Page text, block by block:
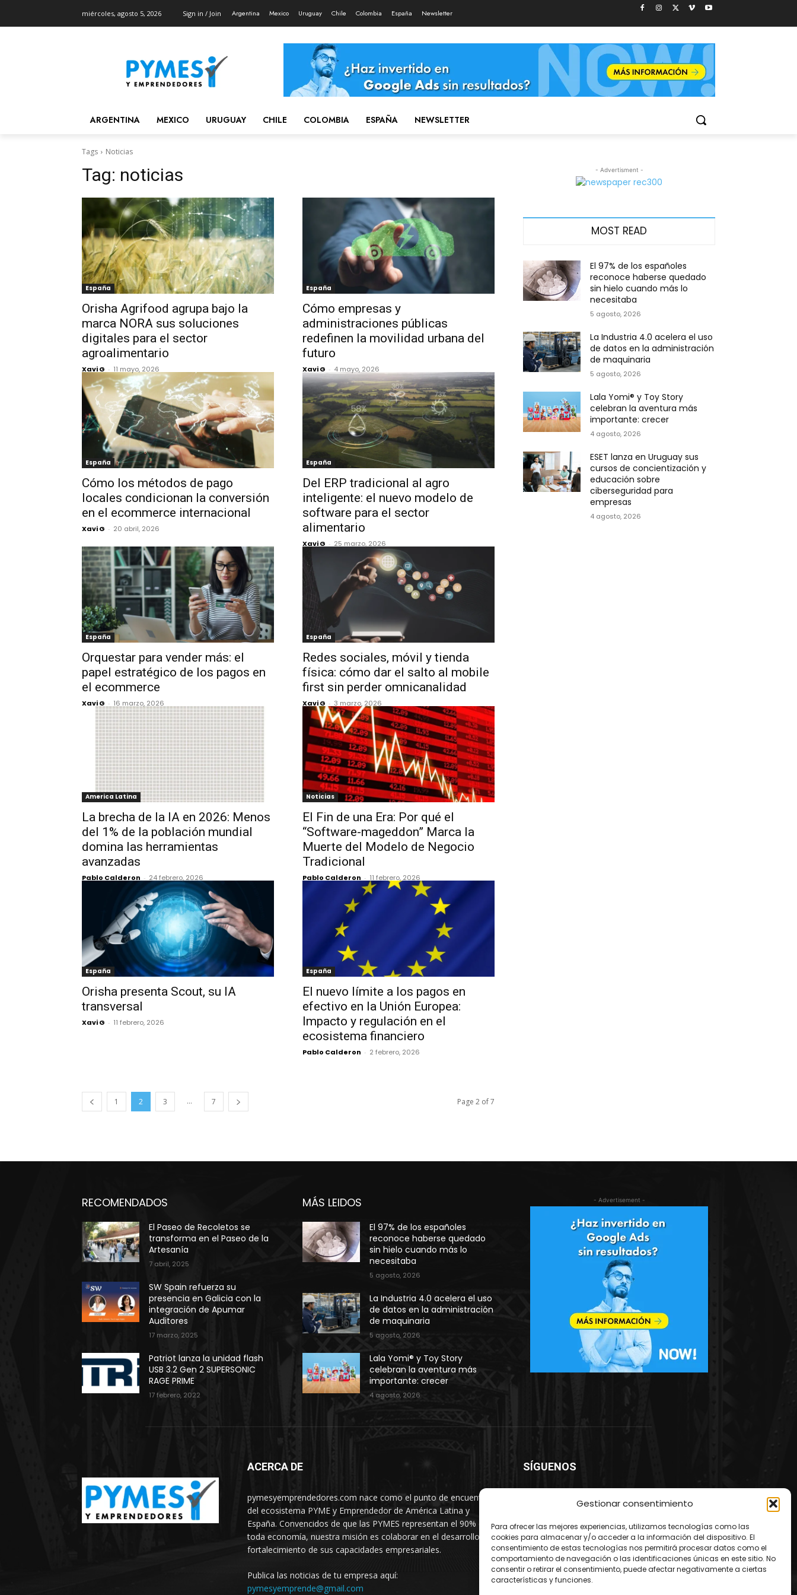
Gestionar consentimiento
Para ofrecer las mejores experiencias, utilizamos tecnologías como las
cookies para almacenar y/o acceder a la información del dispositivo. El
consentimiento de estas tecnologías nos permitirá procesar datos como el
comportamiento de navegación o las identificaciones únicas en este sitio. No
consentir o retirar el consentimiento, puede afectar negativamente a ciertas
características y funciones.
miércoles, agosto 5, 2026 Sign in / Join Argentina Mexico Uruguay Chile Colombia España Newsletter
ARGENTINA MEXICO URUGUAY CHILE COLOMBIA ESPAÑA NEWSLETTER
Tags Noticias
Tag: noticias
España
Orisha Agrifood agrupa bajo la
marca NORA sus soluciones
digitales para el sector
agroalimentario
Xavi G - 11 mayo, 2026
España
Cómo empresas y
administraciones públicas
redefinen la movilidad urbana del
futuro
Xavi G - 4 mayo, 2026
España
Cómo los métodos de pago
locales condicionan la conversión
en el ecommerce internacional
Xavi G - 20 abril, 2026
España
Del ERP tradicional al agro
inteligente: el nuevo modelo de
software para el sector
alimentario
Xavi G - 25 marzo, 2026
España
Orquestar para vender más: el
papel estratégico de los pagos en
el ecommerce
Xavi G - 16 marzo, 2026
España
Redes sociales, móvil y tienda
física: cómo dar el salto al mobile
first sin perder omnicanalidad
Xavi G - 3 marzo, 2026
America Latina
La brecha de la IA en 2026: Menos
del 1% de la población mundial
domina las herramientas
avanzadas
Pablo Calderon - 24 febrero, 2026
Noticias
El Fin de una Era: Por qué el
“Software-mageddon” Marca la
Muerte del Modelo de Negocio
Tradicional
Pablo Calderon - 11 febrero, 2026
España
Orisha presenta Scout, su IA
transversal
Xavi G - 11 febrero, 2026
España
El nuevo límite a los pagos en
efectivo en la Unión Europea:
Impacto y regulación en el
ecosistema financiero
Pablo Calderon - 2 febrero, 2026
1 2 3 ... 7 Page 2 of 7
- Advertisment -
MOST READ
El 97% de los españoles
reconoce haberse quedado
sin hielo cuando más lo
necesitaba
5 agosto, 2026
La Industria 4.0 acelera el uso
de datos en la administración
de maquinaria
5 agosto, 2026
Lala Yomi® y Toy Story
celebran la aventura más
importante: crecer
4 agosto, 2026
ESET lanza en Uruguay sus
cursos de concientización y
educación sobre
ciberseguridad para
empresas
4 agosto, 2026
RECOMENDADOS
El Paseo de Recoletos se
transforma en el Paseo de la
Artesanía
7 abril, 2025
SW Spain refuerza su
presencia en Galicia con la
integración de Apumar
Auditores
17 marzo, 2025
Patriot lanza la unidad flash
USB 3.2 Gen 2 SUPERSONIC
RAGE PRIME
17 febrero, 2022
MÁS LEIDOS
El 97% de los españoles
reconoce haberse quedado
sin hielo cuando más lo
necesitaba
5 agosto, 2026
La Industria 4.0 acelera el uso
de datos en la administración
de maquinaria
5 agosto, 2026
Lala Yomi® y Toy Story
celebran la aventura más
importante: crecer
4 agosto, 2026
- Advertisement -
ACERCA DE
pymesyemprendedores.com nace como el punto de encuentro
del ecosistema PYME y Emprendedor de América Latina y
España. Convencidos de que las PYMES representan el 90% de
toda economía, nuestra misión es colaborar en el desarrollo y
fortalecimiento de sus capacidades empresariales.
Publica las noticias de tu empresa aquí:
pymesyemprende@gmail.com
SÍGUENOS